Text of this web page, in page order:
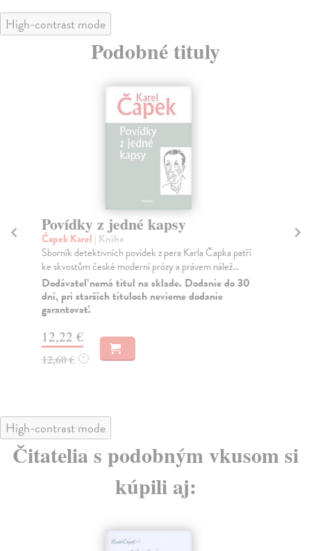
High-contrast mode
Podobné tituly
Povídky z jedné kapsy
Čapek Karel | Kniha
Sborník detektivních povídek z pera Karla Čapka patří
ke skvostům české moderní prózy a právem nálež...
Dodávateľ nemá titul na sklade. Dodanie do 30
dní, pri starších tituloch nevieme dodanie
garantovať.
12,22 €
12,60 € ?
High-contrast mode
Čitatelia s podobným vkusom si
kúpili aj: